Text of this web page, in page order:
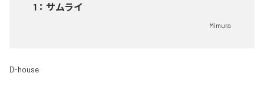
1 ： サムライ
Mimura
D-house